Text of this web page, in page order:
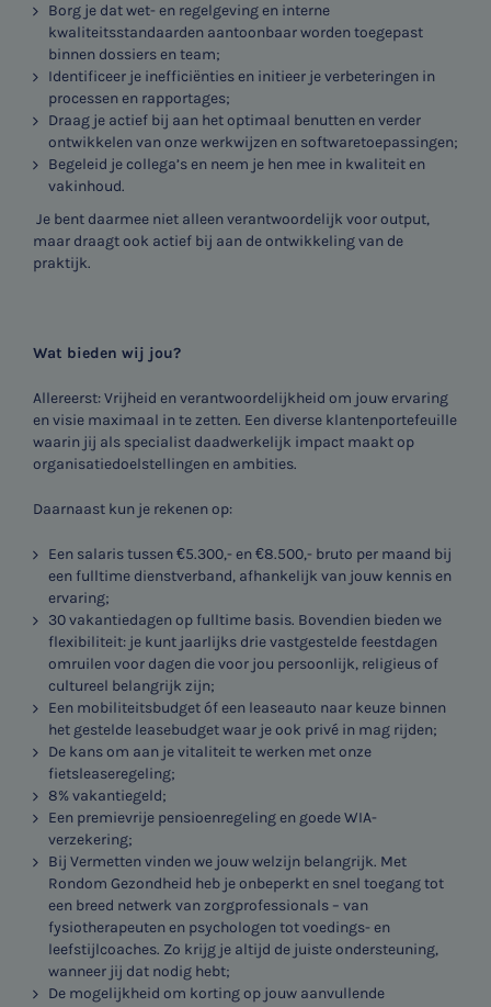
Borg je dat wet- en regelgeving en interne
kwaliteitsstandaarden aantoonbaar worden toegepast
binnen dossiers en team;
Identificeer je inefficiënties en initieer je verbeteringen in
processen en rapportages;
Draag je actief bij aan het optimaal benutten en verder
ontwikkelen van onze werkwijzen en softwaretoepassingen;
Begeleid je collega’s en neem je hen mee in kwaliteit en
vakinhoud.
Je bent daarmee niet alleen verantwoordelijk voor output,
maar draagt ook actief bij aan de ontwikkeling van de
praktijk.
Wat bieden wij jou?
Allereerst: Vrijheid en verantwoordelijkheid om jouw ervaring
en visie maximaal in te zetten. Een diverse klantenportefeuille
waarin jij als specialist daadwerkelijk impact maakt op
organisatiedoelstellingen en ambities.
Daarnaast kun je rekenen op:
Een salaris tussen €5.300,- en €8.500,- bruto per maand bij
een fulltime dienstverband, afhankelijk van jouw kennis en
ervaring;
30 vakantiedagen op fulltime basis. Bovendien bieden we
flexibiliteit: je kunt jaarlijks drie vastgestelde feestdagen
omruilen voor dagen die voor jou persoonlijk, religieus of
cultureel belangrijk zijn;
Een mobiliteitsbudget óf een leaseauto naar keuze binnen
het gestelde leasebudget waar je ook privé in mag rijden;
De kans om aan je vitaliteit te werken met onze
fietsleaseregeling;
8% vakantiegeld;
Een premievrije pensioenregeling en goede WIA-
verzekering;
Bij Vermetten vinden we jouw welzijn belangrijk. Met
Rondom Gezondheid heb je onbeperkt en snel toegang tot
een breed netwerk van zorgprofessionals – van
fysiotherapeuten en psychologen tot voedings- en
leefstijlcoaches. Zo krijg je altijd de juiste ondersteuning,
wanneer jij dat nodig hebt;
De mogelijkheid om korting op jouw aanvullende